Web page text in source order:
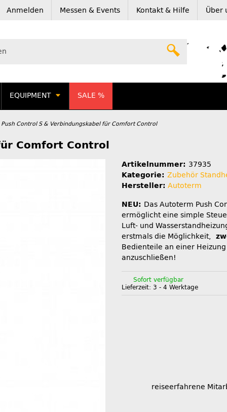
Anmelden Messen & Events Kontakt & Hilfe Über
EQUIPMENT SALE %
Push Control S & Verbindungskabel für Comfort Control
Comfort Control
Artikelnummer: 37935
Kategorie: Zubehör
Hersteller: Autoterm
NEU: Das Autoterm Push
ermöglicht eine simple
Luft- und
erstmals die Möglichkeit,
Bedienteile an einer Heizung
anzuschließen!
Sofort verfügbar
Lieferzeit: 3 - 4 Werktage
reiseerfahrene